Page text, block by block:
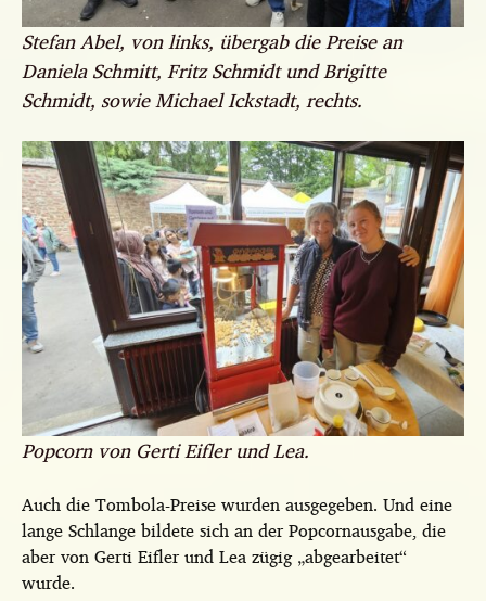
Stefan Abel, von links, übergab die Preise an
Daniela Schmitt, Fritz Schmidt und Brigitte
Schmidt, sowie Michael Ickstadt, rechts.
Popcorn von Gerti Eifler und Lea.
Auch die Tombola-Preise wurden ausgegeben. Und eine
lange Schlange bildete sich an der Popcornausgabe, die
aber von Gerti Eifler und Lea zügig „abgearbeitet“
wurde.